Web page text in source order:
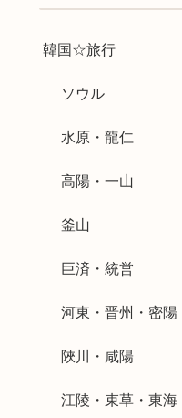
韓国☆旅行
ソウル
水原・龍仁
高陽・一山
釜山
巨済・統営
河東・晋州・密陽
陜川・咸陽
江陵・束草・東海